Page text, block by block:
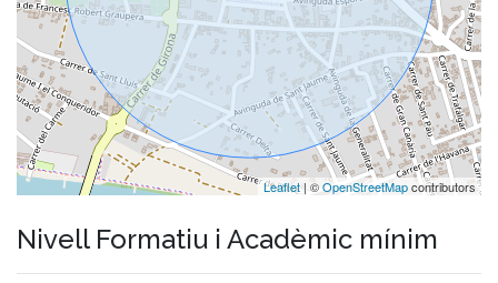
Leaflet| ©OpenStreetMapcontributors
Nivell Formatiu i Acadèmic mínim